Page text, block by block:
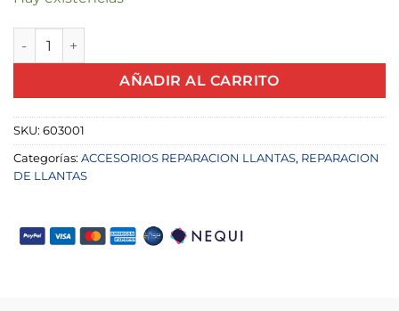
RASPADOR DE LLANTAS X UND cantidad
AÑADIR AL CARRITO
SKU: 603001
Categorías: ACCESORIOS REPARACION LLANTAS, REPARACION
DE LLANTAS